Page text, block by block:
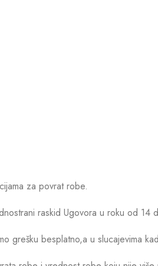
za povrat robe.
raskid Ugovora u roku od 14
besplatno,a u slucajevima